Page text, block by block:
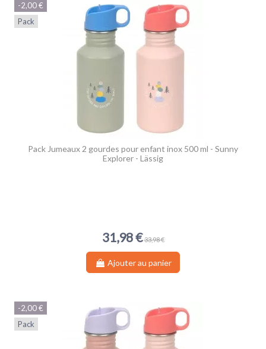
-2,00 €
Pack
Pack Jumeaux 2 gourdes pour enfant inox 500 ml - Sunny
Explorer - Lässig
31,98 € 33,98 €
Ajouter au panier
-2,00 €
Pack